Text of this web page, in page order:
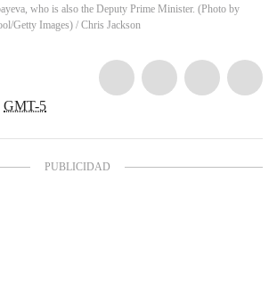
who is also the Deputy Prime Minister. (Photo by
Getty Images) / Chris Jackson
GMT-5